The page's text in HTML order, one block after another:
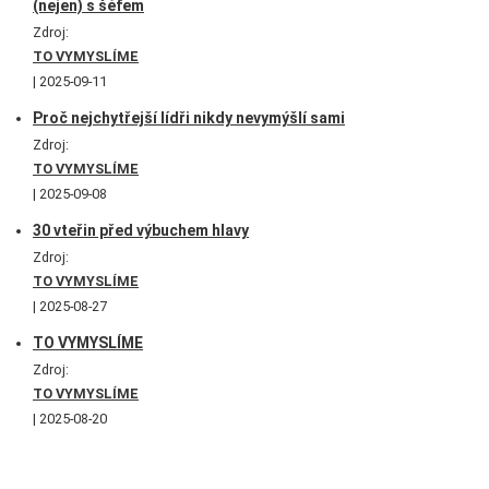
(nejen) s šéfem
Zdroj:
TO VYMYSLÍME
2025-09-11
Proč nejchytřejší lídři nikdy nevymýšlí sami
Zdroj:
TO VYMYSLÍME
2025-09-08
30 vteřin před výbuchem hlavy
Zdroj:
TO VYMYSLÍME
2025-08-27
TO VYMYSLÍME
Zdroj:
TO VYMYSLÍME
2025-08-20